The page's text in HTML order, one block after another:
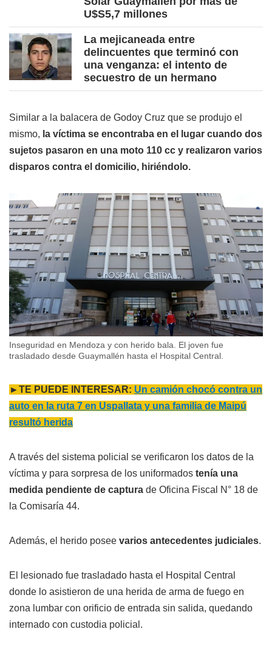
U$S5,7 millones
La mejicaneada entre
delincuentes que terminó con
una venganza: el intento de
secuestro de un hermano
Similar a la balacera de Godoy Cruz que se produjo el
mismo, la víctima se encontraba en el lugar cuando dos
sujetos pasaron en una moto 110 cc y realizaron varios
disparos contra el domicilio, hiriéndolo.
Inseguridad en Mendoza y con herido bala. El joven fue
trasladado desde Guaymallén hasta el Hospital Central.
►TE PUEDE INTERESAR: Un camión chocó contra un
auto en la ruta 7 en Uspallata y una familia de Maipú
resultó herida
A través del sistema policial se verificaron los datos de la
víctima y para sorpresa de los uniformados tenía una
medida pendiente de captura de Oficina Fiscal N° 18 de
la Comisaría 44.
Además, el herido posee varios antecedentes judiciales.
El lesionado fue trasladado hasta el Hospital Central
donde lo asistieron de una herida de arma de fuego en
zona lumbar con orificio de entrada sin salida, quedando
internado con custodia policial.